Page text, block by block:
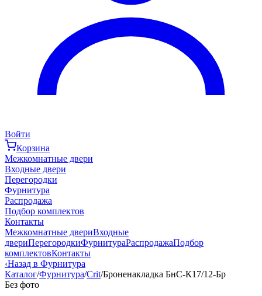
Войти
Корзина
Межкомнатные двери
Входные двери
Перегородки
Фурнитура
Распродажа
Подбор комплектов
Контакты
Межкомнатные двериВходные
двериПерегородкиФурнитураРаспродажаПодбор
комплектовКонтакты
‹Назад в Фурнитура
Каталог/Фурнитура/Crit/Броненакладка БнС-К17/12-Бр
Без фото